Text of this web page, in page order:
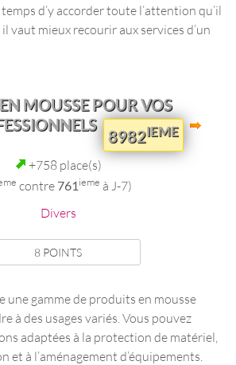
d’y accorder toute l’attention qu’il
vaut mieux recourir aux services d’un
MOUSSE POUR VOS
8982IEME
+758 place(s)
contre 761ieme à J-7)
Divers
8 POINTS
une gamme de produits en mousse
à des usages variés. Vous pouvez
adaptées à la protection de matériel,
et à l’aménagement d’équipements.